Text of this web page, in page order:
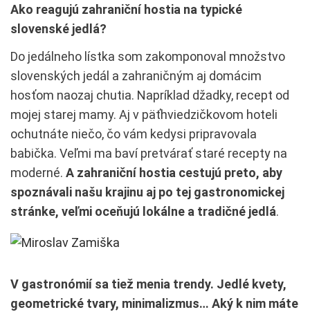
Ako reagujú zahraniční hostia na typické
slovenské jedlá?
Do jedálneho lístka som zakomponoval množstvo
slovenských jedál a zahraničným aj domácim
hosťom naozaj chutia. Napríklad džadky, recept od
mojej starej mamy. Aj v päťhviedzičkovom hoteli
ochutnáte niečo, čo vám kedysi pripravovala
babička. Veľmi ma baví pretvárať staré recepty na
moderné. A zahraniční hostia cestujú preto, aby
spoznávali našu krajinu aj po tej gastronomickej
stránke, veľmi oceňujú lokálne a tradičné jedlá.
V gastronómií sa tiež menia trendy. Jedlé kvety,
geometrické tvary, minimalizmus… Aký k nim máte